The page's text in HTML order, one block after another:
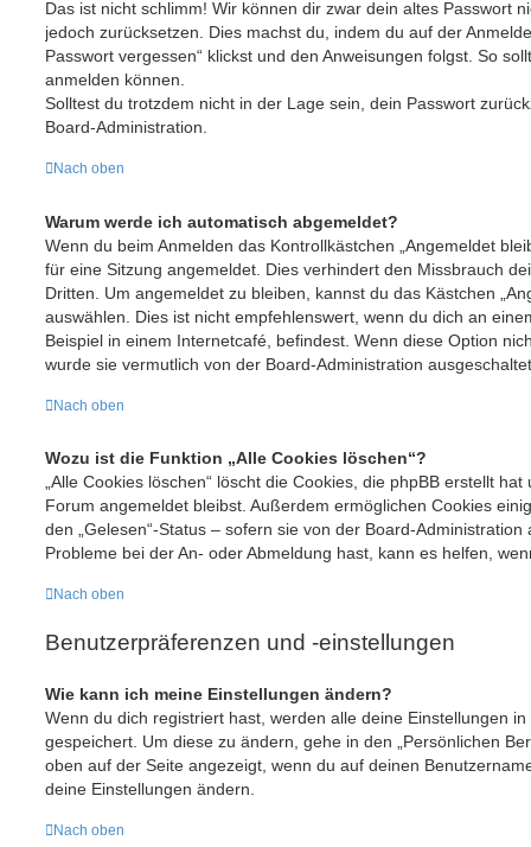
Das ist nicht schlimm! Wir können dir zwar dein altes Passwort
jedoch zurücksetzen. Dies machst du, indem du auf der
Passwort vergessen“ klickst und den Anweisungen folgst. So
anmelden können.
Solltest du trotzdem nicht in der Lage sein, dein Passwort
Board-Administration.
Nach oben
Warum werde ich automatisch abgemeldet?
Wenn du beim Anmelden das Kontrollkästchen „Angemeldet
für eine Sitzung angemeldet. Dies verhindert den Missbrauch
Dritten. Um angemeldet zu bleiben, kannst du das Kästchen
auswählen. Dies ist nicht empfehlenswert, wenn du dich an
Beispiel in einem Internetcafé, befindest. Wenn diese Option
wurde sie vermutlich von der Board-Administration
Nach oben
Wozu ist die Funktion „Alle Cookies löschen“?
„Alle Cookies löschen“ löscht die Cookies, die phpBB erstellt
Forum angemeldet bleibst. Außerdem ermöglichen Cookies
den „Gelesen“-Status – sofern sie von der Board-
Probleme bei der An- oder Abmeldung hast, kann es helfen,
Nach oben
Benutzerpräferenzen und -einstellungen
Wie kann ich meine Einstellungen ändern?
Wenn du dich registriert hast, werden alle deine Einstellungen
gespeichert. Um diese zu ändern, gehe in den „Persönlichen
oben auf der Seite angezeigt, wenn du auf deinen
deine Einstellungen ändern.
Nach oben